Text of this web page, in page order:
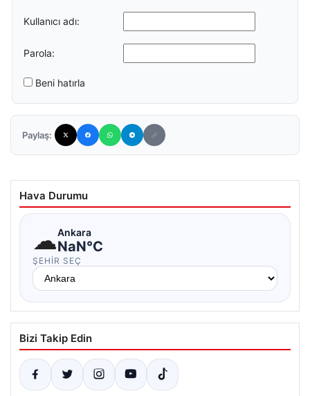
Kullanıcı adı:
Parola:
Beni hatırla
Paylaş:
Hava Durumu
☁Ankara
NaN°C
ŞEHIR SEÇ
Bizi Takip Edin